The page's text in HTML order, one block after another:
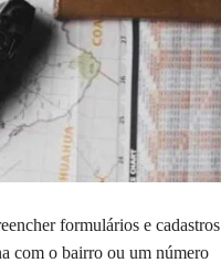
formulários e cadastros
com o bairro ou um número